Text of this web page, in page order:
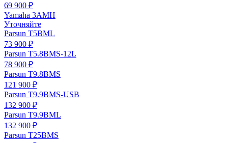
69 900 ₽
Yamaha 3AMH
Уточняйте
Parsun T5BML
73 900 ₽
Parsun T5.8BMS-12L
78 900 ₽
Parsun T9.8BMS
121 900 ₽
Parsun T9.9BMS-USB
132 900 ₽
Parsun T9.9BML
132 900 ₽
Parsun T25BMS